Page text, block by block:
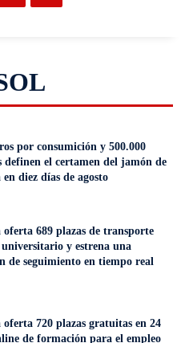
por consumición y 500.000
definen el certamen del jamón de
en diez días de agosto
689 plazas de transporte
universitario y estrena una
de seguimiento en tiempo real
720 plazas gratuitas en 24
de formación para el empleo